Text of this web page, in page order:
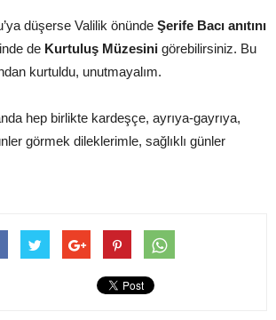
düşerse Valilik önünde Şerife Bacı anıtını
de Kurtuluş Müzesini görebilirsiniz. Bu
kurtuldu, unutmayalım.
hep birlikte kardeşçe, ayrıya-gayrıya,
görmek dileklerimle, sağlıklı günler